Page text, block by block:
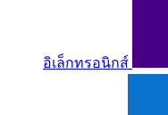
อิเล็กทรอนิกส์